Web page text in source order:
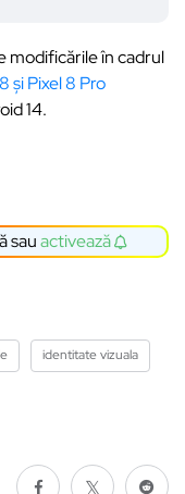
modificările în cadrul
și Pixel 8 Pro
14.
sauactivează
identitate vizuala